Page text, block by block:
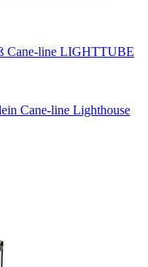
Cane-line LIGHTTUBE
Cane-line Lighthouse